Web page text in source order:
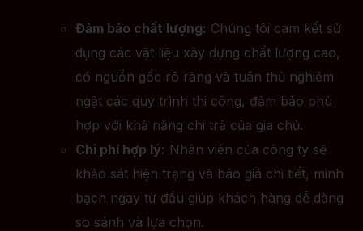
Đảm bảo chất lượng: Chúng tôi cam kết sử
dụng các vật liệu xây dựng chất lượng cao,
có nguồn gốc rõ ràng và tuân thủ nghiêm
ngặt các quy trình thi công, đảm bảo phù
hợp với khả năng chi trả của gia chủ.
Chi phí hợp lý: Nhân viên của công ty sẽ
khảo sát hiện trạng và báo giá chi tiết, minh
bạch ngay từ đầu giúp khách hàng dễ dàng
so sánh và lựa chọn.